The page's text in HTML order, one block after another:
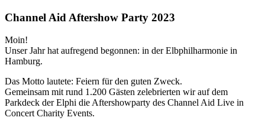
Channel Aid Aftershow Party 2023
Moin!
Unser Jahr hat aufregend begonnen: in der Elbphilharmonie in
Hamburg.
Das Motto lautete: Feiern für den guten Zweck.
Gemeinsam mit rund 1.200 Gästen zelebrierten wir auf dem
Parkdeck der Elphi die Aftershowparty des Channel Aid Live in
Concert Charity Events.